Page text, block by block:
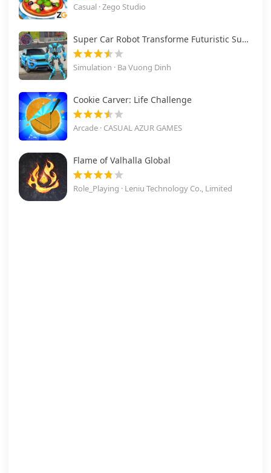
Casual · Zego Studio
Super Car Robot Transforme Futuristic Supercar
Simulation · Ba Vuong Dinh
Cookie Carver: Life Challenge
Arcade · CASUAL AZUR GAMES
Flame of Valhalla Global
Role_Playing · Leniu Technology Co., Limited